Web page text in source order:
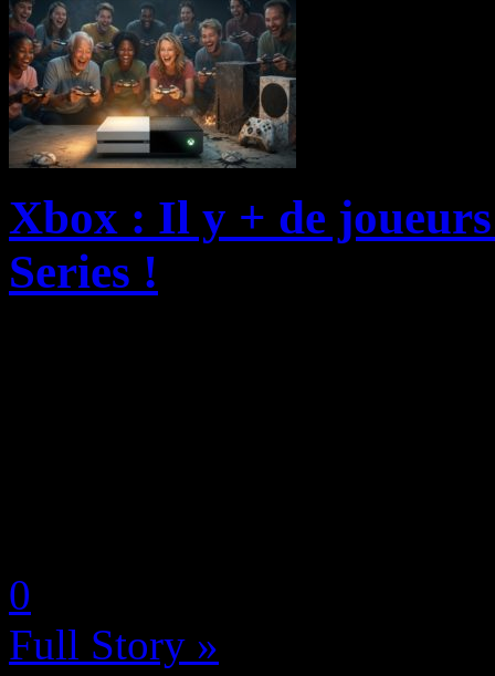
Xbox : Il y + de
Series !
0
Full Story »